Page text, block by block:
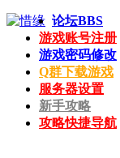
论坛BBS
游戏账号注册
游戏密码修改
Q群下载游戏
服务器设置
新手攻略
攻略快捷导航